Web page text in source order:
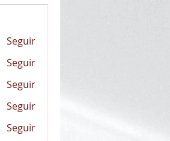
Seguir
Seguir
Seguir
Seguir
Seguir